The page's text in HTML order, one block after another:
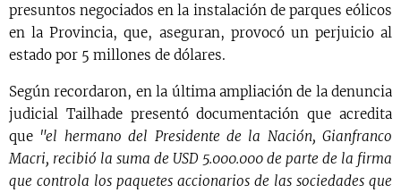
presuntos negociados en la instalación de parques eólicos
en la Provincia, que, aseguran, provocó un perjuicio al
estado por 5 millones de dólares.
Según recordaron, en la última ampliación de la denuncia
judicial Tailhade presentó documentación que acredita
que "el hermano del Presidente de la Nación, Gianfranco
Macri, recibió la suma de USD 5.000.000 de parte de la firma
que controla los paquetes accionarios de las sociedades que